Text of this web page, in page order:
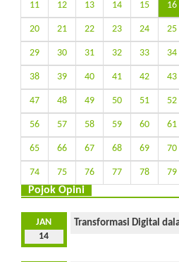
11 12 13 14 15 16
20 21 22 23 24 25
29 30 31 32 33 34
38 39 40 41 42 43
47 48 49 50 51 52
56 57 58 59 60 61
65 66 67 68 69 70
74 75 76 77 78 79
Pojok Opini
JAN
14
Transformasi Digital